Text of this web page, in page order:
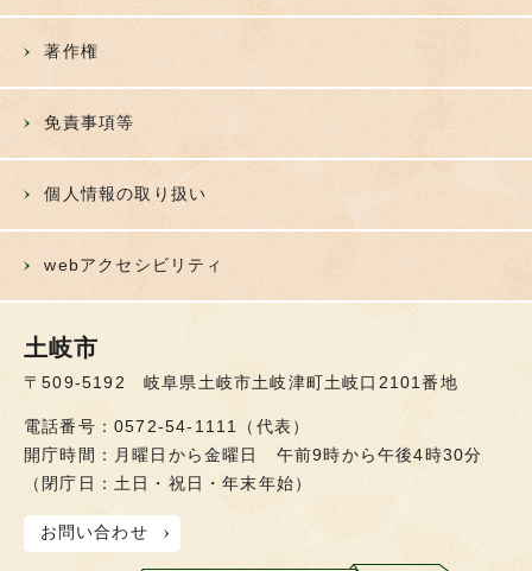
著作権
免責事項等
個人情報の取り扱い
webアクセシビリティ
土岐市
〒509-5192 岐阜県土岐市土岐津町土岐口2101番地
電話番号：0572-54-1111（代表）
開庁時間：月曜日から金曜日 午前9時から午後4時30分
（閉庁日：土日・祝日・年末年始）
お問い合わせ